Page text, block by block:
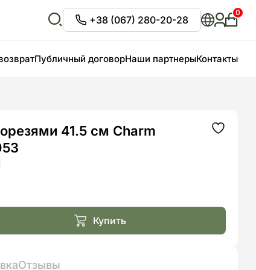
пошук
+38 (067) 280-20-28
0
Публичный договорНаши партнерыКонтакты
41.5 см Charm
Купить
Додати
Отзывы